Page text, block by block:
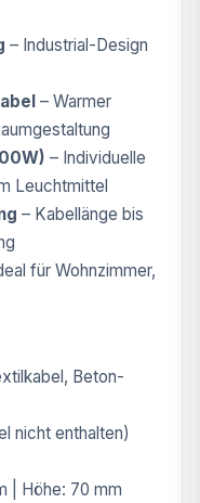
– Industrial-Design
– Warmer
– Individuelle
Leuchtmittel
– Kabellänge bis
für Wohnzimmer,
Beton-
nicht enthalten)
| Höhe: 70 mm